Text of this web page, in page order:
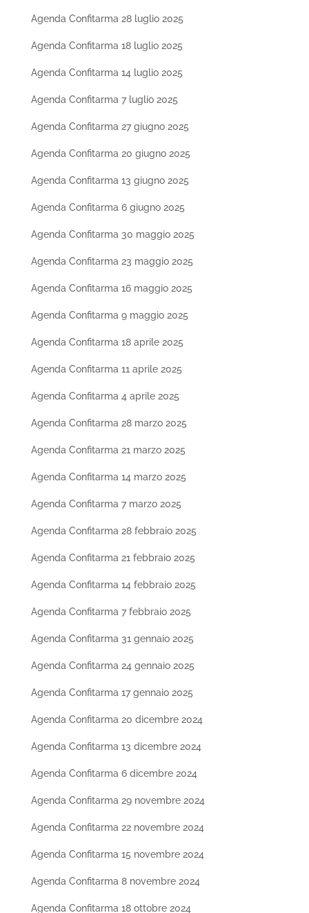
Agenda Confitarma 28 luglio 2025
Agenda Confitarma 18 luglio 2025
Agenda Confitarma 14 luglio 2025
Agenda Confitarma 7 luglio 2025
Agenda Confitarma 27 giugno 2025
Agenda Confitarma 20 giugno 2025
Agenda Confitarma 13 giugno 2025
Agenda Confitarma 6 giugno 2025
Agenda Confitarma 30 maggio 2025
Agenda Confitarma 23 maggio 2025
Agenda Confitarma 16 maggio 2025
Agenda Confitarma 9 maggio 2025
Agenda Confitarma 18 aprile 2025
Agenda Confitarma 11 aprile 2025
Agenda Confitarma 4 aprile 2025
Agenda Confitarma 28 marzo 2025
Agenda Confitarma 21 marzo 2025
Agenda Confitarma 14 marzo 2025
Agenda Confitarma 7 marzo 2025
Agenda Confitarma 28 febbraio 2025
Agenda Confitarma 21 febbraio 2025
Agenda Confitarma 14 febbraio 2025
Agenda Confitarma 7 febbraio 2025
Agenda Confitarma 31 gennaio 2025
Agenda Confitarma 24 gennaio 2025
Agenda Confitarma 17 gennaio 2025
Agenda Confitarma 20 dicembre 2024
Agenda Confitarma 13 dicembre 2024
Agenda Confitarma 6 dicembre 2024
Agenda Confitarma 29 novembre 2024
Agenda Confitarma 22 novembre 2024
Agenda Confitarma 15 novembre 2024
Agenda Confitarma 8 novembre 2024
Agenda Confitarma 18 ottobre 2024